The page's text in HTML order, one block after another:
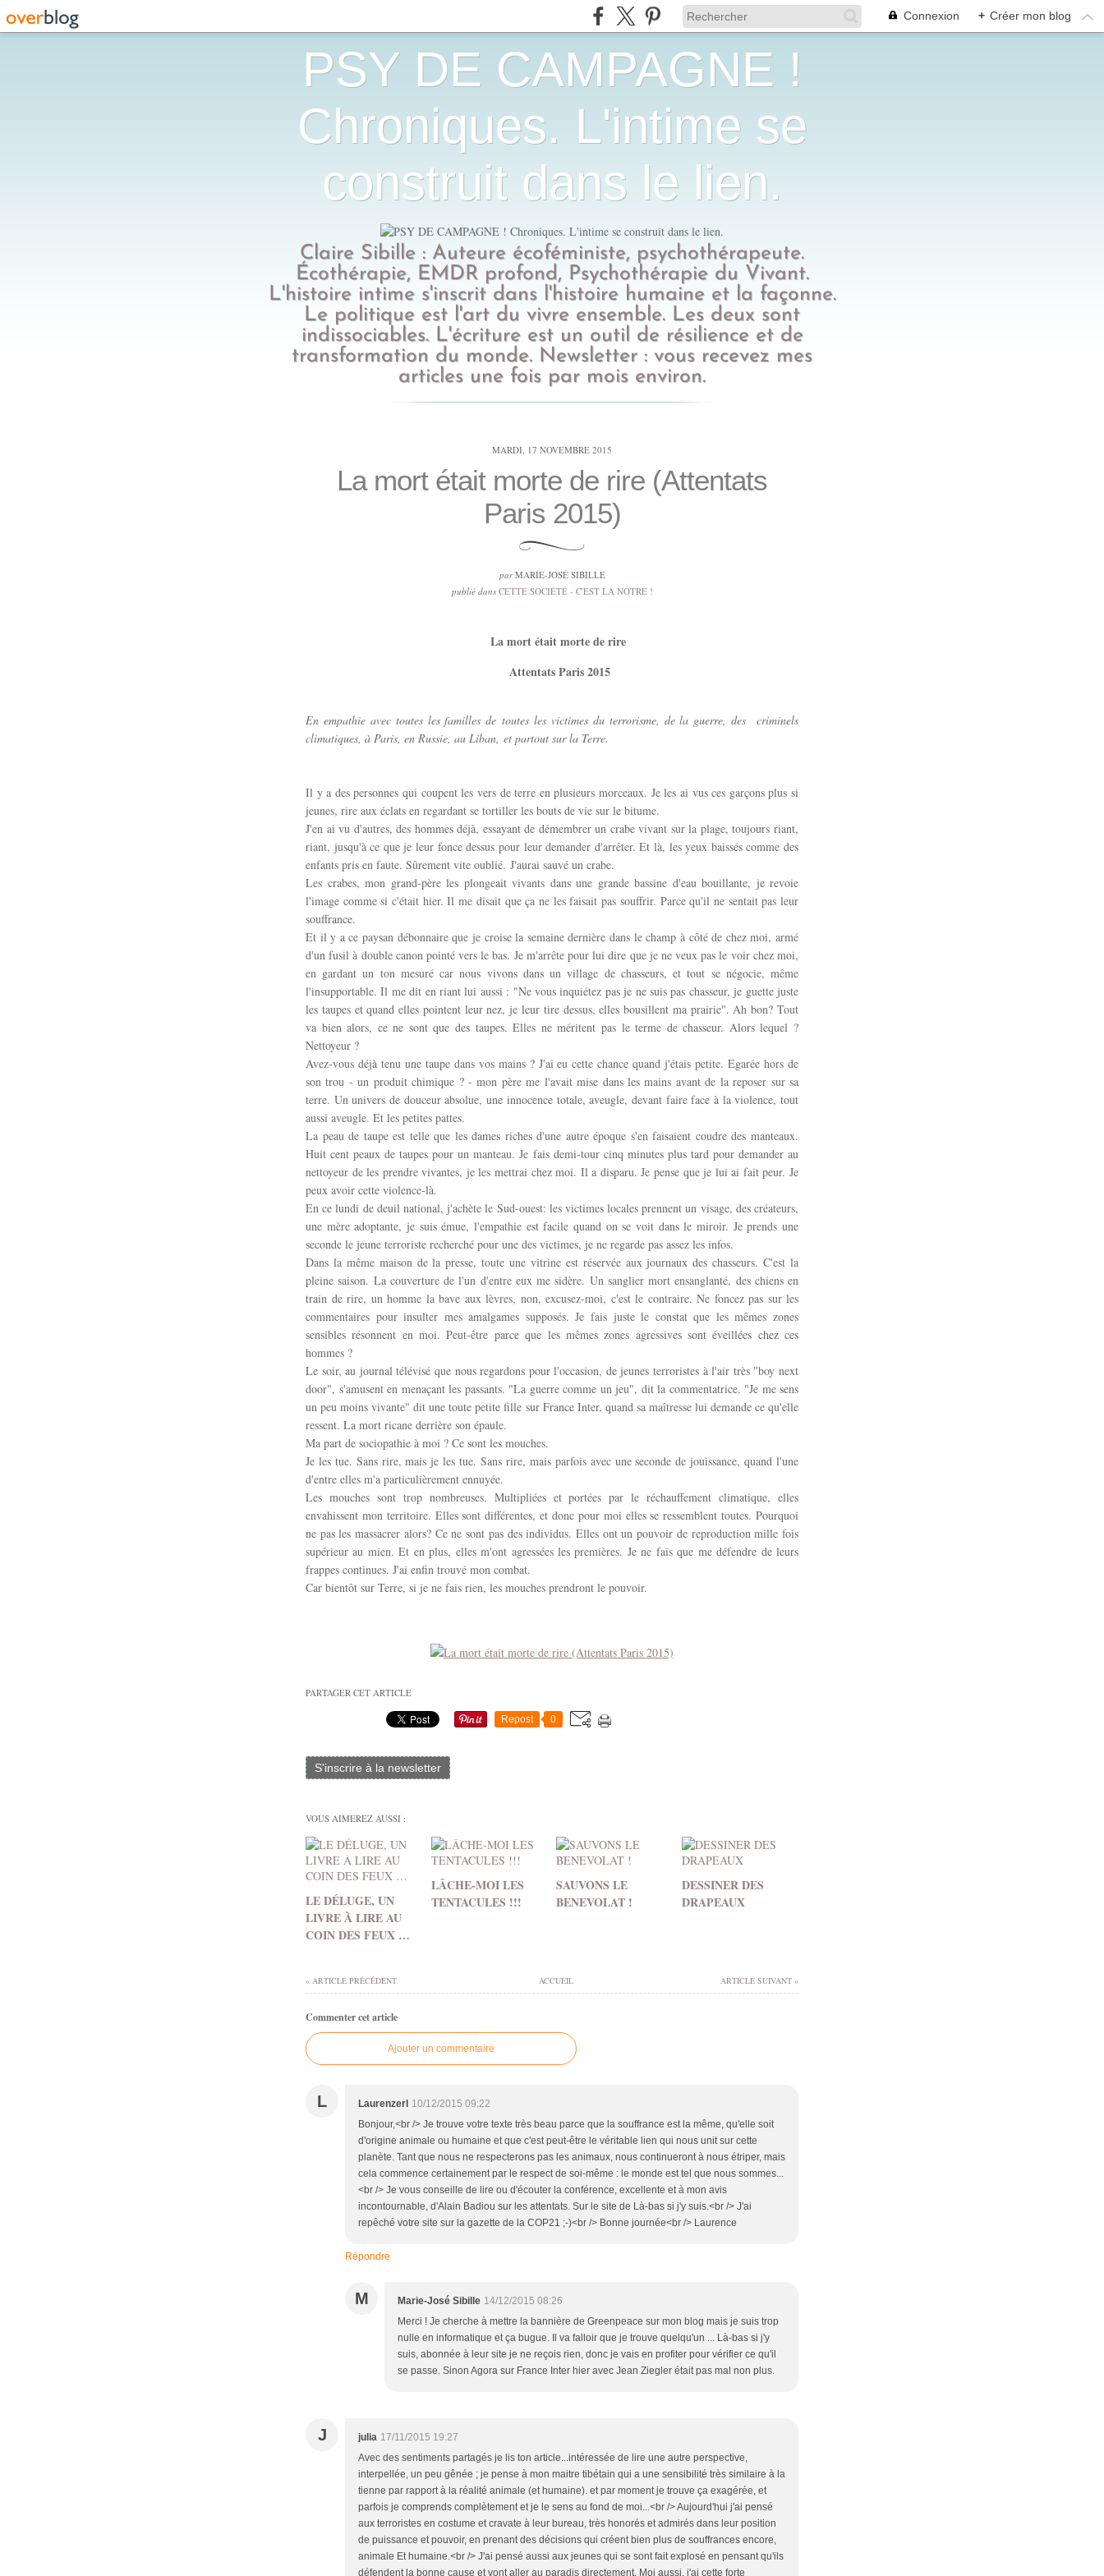
Connexion + Créer mon blog
PSY DE CAMPAGNE !
Chroniques. L'intime se
construit dans le lien.
Claire Sibille : Auteure écoféministe, psychothérapeute.
Écothérapie, EMDR profond, Psychothérapie du Vivant.
L'histoire intime s'inscrit dans l'histoire humaine et la façonne.
Le politique est l'art du vivre ensemble. Les deux sont
indissociables. L'écriture est un outil de résilience et de
transformation du monde. Newsletter : vous recevez mes
articles une fois par mois environ.
MARDI, 17 NOVEMBRE 2015
La mort était morte de rire (Attentats
Paris 2015)
parMARIE-JOSÉ SIBILLE
publié dans CETTE SOCIÉTÉ - C'EST LA NOTRE !
La mort était morte de rire
Attentats Paris 2015
En empathie avec toutes les familles de toutes les victimes du terrorisme, de la guerre, des criminels
climatiques, à Paris, en Russie, au Liban, et partout sur la Terre.
Il y a des personnes qui coupent les vers de terre en plusieurs morceaux. Je les ai vus ces garçons plus si
jeunes, rire aux éclats en regardant se tortiller les bouts de vie sur le bitume.
J'en ai vu d'autres, des hommes déjà, essayant de démembrer un crabe vivant sur la plage, toujours riant,
riant, jusqu'à ce que je leur fonce dessus pour leur demander d'arrêter. Et là, les yeux baissés comme des
enfants pris en faute. Sûrement vite oublié. J'aurai sauvé un crabe.
Les crabes, mon grand-père les plongeait vivants dans une grande bassine d'eau bouillante, je revoie
l'image comme si c'était hier. Il me disait que ça ne les faisait pas souffrir. Parce qu'il ne sentait pas leur
souffrance.
Et il y a ce paysan débonnaire que je croise la semaine dernière dans le champ à côté de chez moi, armé
d'un fusil à double canon pointé vers le bas. Je m'arrête pour lui dire que je ne veux pas le voir chez moi,
en gardant un ton mesuré car nous vivons dans un village de chasseurs, et tout se négocie, même
l'insupportable. Il me dit en riant lui aussi : "Ne vous inquiétez pas je ne suis pas chasseur, je guette juste
les taupes et quand elles pointent leur nez, je leur tire dessus, elles bousillent ma prairie". Ah bon? Tout
va bien alors, ce ne sont que des taupes. Elles ne méritent pas le terme de chasseur. Alors lequel ?
Nettoyeur ?
Avez-vous déjà tenu une taupe dans vos mains ? J'ai eu cette chance quand j'étais petite. Egarée hors de
son trou - un produit chimique ? - mon père me l'avait mise dans les mains avant de la reposer sur sa
terre. Un univers de douceur absolue, une innocence totale, aveugle, devant faire face à la violence, tout
aussi aveugle. Et les petites pattes.
La peau de taupe est telle que les dames riches d'une autre époque s'en faisaient coudre des manteaux.
Huit cent peaux de taupes pour un manteau. Je fais demi-tour cinq minutes plus tard pour demander au
nettoyeur de les prendre vivantes, je les mettrai chez moi. Il a disparu. Je pense que je lui ai fait peur. Je
peux avoir cette violence-là.
En ce lundi de deuil national, j'achète le Sud-ouest: les victimes locales prennent un visage, des créateurs,
une mère adoptante, je suis émue, l'empathie est facile quand on se voit dans le miroir. Je prends une
seconde le jeune terroriste recherché pour une des victimes, je ne regarde pas assez les infos.
Dans la même maison de la presse, toute une vitrine est réservée aux journaux des chasseurs. C'est la
pleine saison. La couverture de l'un d'entre eux me sidère. Un sanglier mort ensanglanté, des chiens en
train de rire, un homme la bave aux lèvres, non, excusez-moi, c'est le contraire. Ne foncez pas sur les
commentaires pour insulter mes amalgames supposés. Je fais juste le constat que les mêmes zones
sensibles résonnent en moi. Peut-être parce que les mêmes zones agressives sont éveillées chez ces
hommes ?
Le soir, au journal télévisé que nous regardons pour l'occasion, de jeunes terroristes à l'air très "boy next
door", s'amusent en menaçant les passants. "La guerre comme un jeu", dit la commentatrice. "Je me sens
un peu moins vivante" dit une toute petite fille sur France Inter, quand sa maîtresse lui demande ce qu'elle
ressent. La mort ricane derrière son épaule.
Ma part de sociopathie à moi ? Ce sont les mouches.
Je les tue. Sans rire, mais je les tue. Sans rire, mais parfois avec une seconde de jouissance, quand l'une
d'entre elles m'a particulièrement ennuyée.
Les mouches sont trop nombreuses. Multipliées et portées par le réchauffement climatique, elles
envahissent mon territoire. Elles sont différentes, et donc pour moi elles se ressemblent toutes. Pourquoi
ne pas les massacrer alors? Ce ne sont pas des individus. Elles ont un pouvoir de reproduction mille fois
supérieur au mien. Et en plus, elles m'ont agressées les premières. Je ne fais que me défendre de leurs
frappes continues. J'ai enfin trouvé mon combat.
Car bientôt sur Terre, si je ne fais rien, les mouches prendront le pouvoir.
PARTAGER CET ARTICLE
Repost 0
S'inscrire à la newsletter
VOUS AIMEREZ AUSSI :
LE DÉLUGE, UN
LIVRE À LIRE AU
COIN DES FEUX …
LÂCHE-MOI LES
TENTACULES !!!
SAUVONS LE
BENEVOLAT !
DESSINER DES
DRAPEAUX
ACCUEIL
« ARTICLE PRÉCÉDENT ARTICLE SUIVANT »
Commenter cet article
Ajouter un commentaire
L Laurenzerl 10/12/2015 09:22
Bonjour,<br /> Je trouve votre texte très beau parce que la souffrance est la même, qu'elle soit
d'origine animale ou humaine et que c'est peut-être le véritable lien qui nous unit sur cette
planète. Tant que nous ne respecterons pas les animaux, nous continueront à nous étriper, mais
cela commence certainement par le respect de soi-même : le monde est tel que nous sommes...
<br /> Je vous conseille de lire ou d'écouter la conférence, excellente et à mon avis
incontournable, d'Alain Badiou sur les attentats. Sur le site de Là-bas si j'y suis.<br /> J'ai
repêché votre site sur la gazette de la COP21 ;-)<br /> Bonne journée<br /> Laurence
Répondre
M Marie-José Sibille 14/12/2015 08:26
Merci ! Je cherche à mettre la bannière de Greenpeace sur mon blog mais je suis trop
nulle en informatique et ça bugue. Il va falloir que je trouve quelqu'un ... Là-bas si j'y
suis, abonnée à leur site je ne reçois rien, donc je vais en profiter pour vérifier ce qu'il
se passe. Sinon Agora sur France Inter hier avec Jean Ziegler était pas mal non plus.
J julia 17/11/2015 19:27
Avec des sentiments partagés je lis ton article...intéressée de lire une autre perspective,
interpellée, un peu gênée ; je pense à mon maitre tibétain qui a une sensibilité très similaire à la
tienne par rapport à la réalité animale (et humaine). et par moment je trouve ça exagérée, et
parfois je comprends complètement et je le sens au fond de moi...<br /> Aujourd'hui j'ai pensé
aux terroristes en costume et cravate à leur bureau, très honorés et admirés dans leur position
de puissance et pouvoir, en prenant des décisions qui créent bien plus de souffrances encore,
animale Et humaine.<br /> J'ai pensé aussi aux jeunes qui se sont fait explosé en pensant qu'ils
défendent la bonne cause et vont aller au paradis directement. Moi aussi, j'ai cette forte